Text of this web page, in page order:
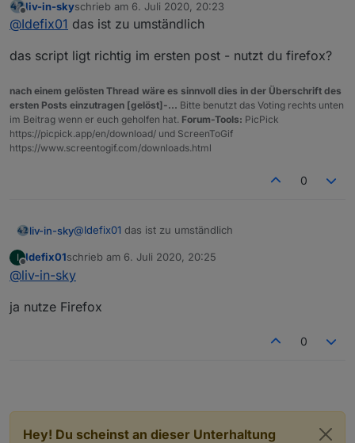
Das Skript war aber so im Forum drin.
was ist wenn ich alle Leerzeilen lösche?
Offline
liv-in-skyschrieb am 6. Juli 2020, 20:23
zuletzt editiert von
@Idefix01 das ist zu umständlich
das script ligt richtig im ersten post - nutzt du firefox?
nach einem gelösten Thread wäre es sinnvoll dies in der Überschrift des
ersten Posts einzutragen [gelöst]-... Bitte benutzt das Voting rechts unten
im Beitrag wenn er euch geholfen hat. Forum-Tools: PicPick
https://picpick.app/en/download/ und ScreenToGif
https://www.screentogif.com/downloads.html
0
liv-in-sky@Idefix01 das ist zu umständlich
das script ligt richtig im ersten post - nutzt du firefox?
I
Offline
Idefix01schrieb am 6. Juli 2020, 20:25
zuletzt editiert von
@liv-in-sky
ja nutze Firefox
0
Hey! Du scheinst an dieser Unterhaltung